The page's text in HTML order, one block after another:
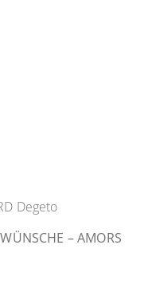
Degeto
– AMORS